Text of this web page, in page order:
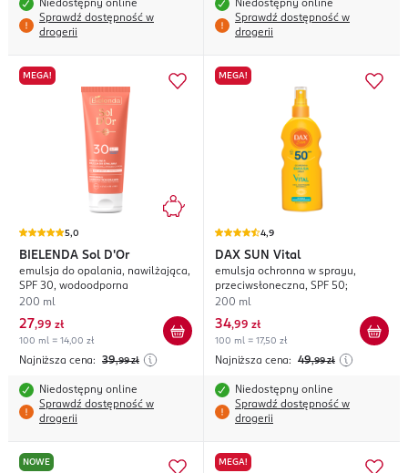
Niedostępny online
Sprawdź dostępność w
drogerii
Niedostępny online
Sprawdź dostępność w
drogerii
MEGA!
5,0
BIELENDA Sol D'Or
emulsja do opalania, nawilżająca,
SPF 30, wodoodporna
200 ml
27,99 zł
100 ml = 14,00 zł
Najniższa cena: 39,99 zł
Niedostępny online
Sprawdź dostępność w
drogerii
MEGA!
4,9
DAX SUN Vital
emulsja ochronna w sprayu,
przeciwsłoneczna, SPF 50;
200 ml
34,99 zł
100 ml = 17,50 zł
Najniższa cena: 49,99 zł
Niedostępny online
Sprawdź dostępność w
drogerii
NOWE MEGA!